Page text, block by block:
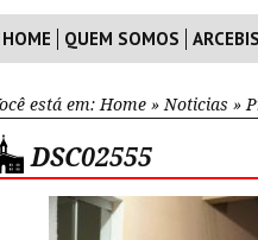
HOME QUEM SOMOS
está em: Home » Noticias »
DSC02555